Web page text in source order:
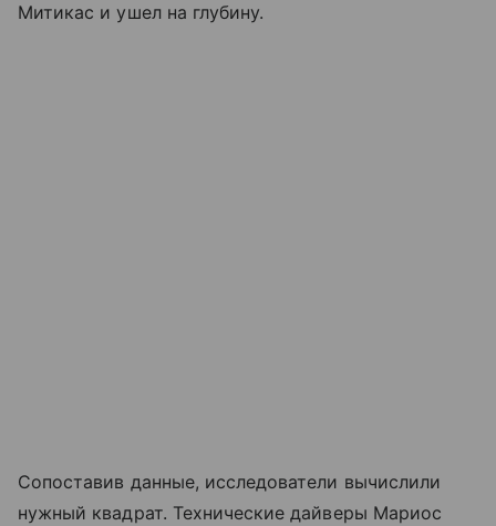
Митикас и ушел на глубину.
Сопоставив данные, исследователи вычислили
нужный квадрат. Технические дайверы Мариос